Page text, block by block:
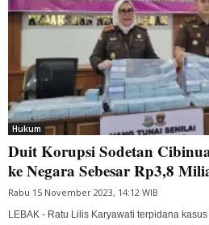
Hukum
Duit Korupsi Sodetan
ke Negara Sebesar Rp3,8
Rabu 15 November 2023, 14:12 WIB
LEBAK - Ratu Lilis Karyawati terpidana